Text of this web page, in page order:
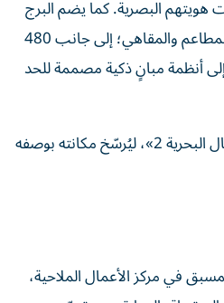
البصرية. كما يضم البرج
طابقاً مخصصاً للصحة والرفاهية يشمل صالة رياضية ومرافق ترفيهية ومنافذ للبيع بالتجزئة ومساحات للمطاعم والمقاهي؛ إلى جانب 480
أنظمة مبانٍ ذكية مصممة للحد
وانتقل المقر الرئيسي لمدينة دبي الملاحية، إلى جانب قسم التراخيص في جافزا رسمياً، إلى «مركز الأعمال البحرية 2»، ليُرسّخ مكانته بوصفه
في مركز الأعمال الملاحية،